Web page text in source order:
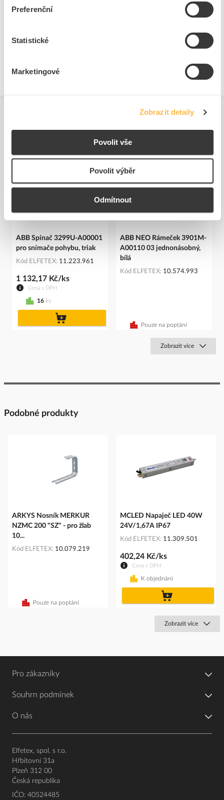
Preferenční
Statistické
Marketingové
Zobrazit detaily
Povolit vše
Povolit výběr
Odmítnout
Alexa
Odpovědnost za produkt +
Adresa: Vyskočilova 1561/4a, 14000 Praha 4, Czech Republic
ABB Spínač 3299U-A00001
pro snímače pohybu, triak
Kód ELFETEX 11.223.961
Cena s DPH
1 132,17 Kč/ks
16 ks
ABB NEO Rámeček 3901M-
A00110 03 jednonásobný,
bílá
Kód ELFETEX 10.574.993
Pouze na poptání
Zobrazit více
Podobné produkty
ARKYS Nosník MERKUR
NZMC 200 "SZ" - pro žlab
10...
Kód ELFETEX 10.079.219
Pouze na poptání
MCLED Napaječ LED 40W
24V/1,67A IP67
Kód ELFETEX 11.309.501
Cena s DPH
402,24 Kč/ks
K objednání
Zobrazit více
Pro zákazníky
Souhrn podmínek
O nás
Elfetex, spol. s r.o.
Hřbitovní 31a
Plzeň 312 00
Česká republika
IČO: 40524485